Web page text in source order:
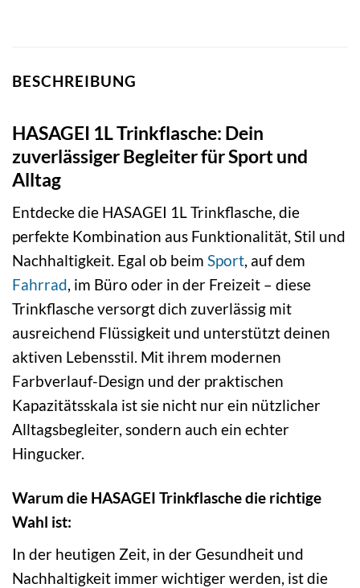
BESCHREIBUNG
HASAGEI 1L Trinkflasche: Dein
zuverlässiger Begleiter für Sport und
Alltag
Entdecke die HASAGEI 1L Trinkflasche, die
perfekte Kombination aus Funktionalität, Stil und
Nachhaltigkeit. Egal ob beim Sport, auf dem
Fahrrad, im Büro oder in der Freizeit – diese
Trinkflasche versorgt dich zuverlässig mit
ausreichend Flüssigkeit und unterstützt deinen
aktiven Lebensstil. Mit ihrem modernen
Farbverlauf-Design und der praktischen
Kapazitätsskala ist sie nicht nur ein nützlicher
Alltagsbegleiter, sondern auch ein echter
Hingucker.
Warum die HASAGEI Trinkflasche die richtige
Wahl ist:
In der heutigen Zeit, in der Gesundheit und
Nachhaltigkeit immer wichtiger werden, ist die